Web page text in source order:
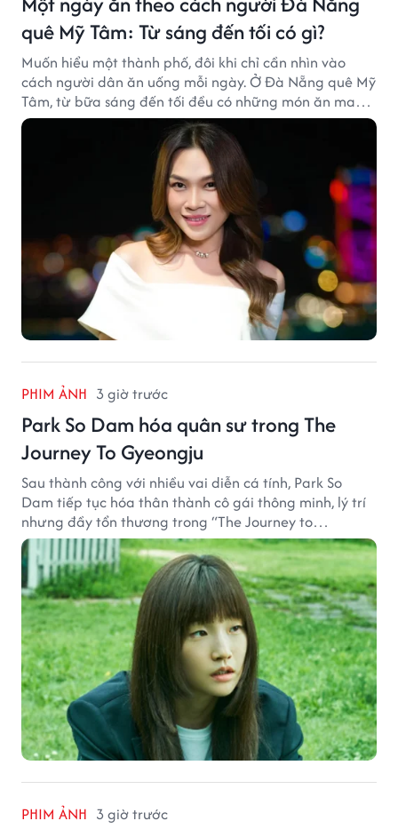
quê Mỹ Tâm: Từ sáng đến tối có gì?
Muốn hiểu một thành phố, đôi khi chỉ cần nhìn vào
cách người dân ăn uống mỗi ngày. Ở Đà Nẵng quê Mỹ
Tâm, từ bữa sáng đến tối đều có những món ăn mang
đậm dấu ấn miền Trung.
PHIM ẢNH 3 giờ trước
Park So Dam hóa quân sư trong The
Journey To Gyeongju
Sau thành công với nhiều vai diễn cá tính, Park So
Dam tiếp tục hóa thân thành cô gái thông minh, lý trí
nhưng đầy tổn thương trong “The Journey to
Gyeongju”.
PHIM ẢNH 3 giờ trước